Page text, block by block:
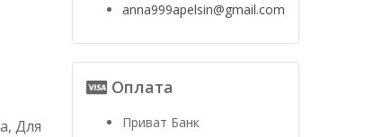
Для
anna999apelsin@gmail.com
Оплата
Приват Банк